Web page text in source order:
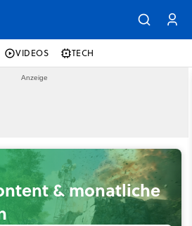
VIDEOS TECH
& monatliche